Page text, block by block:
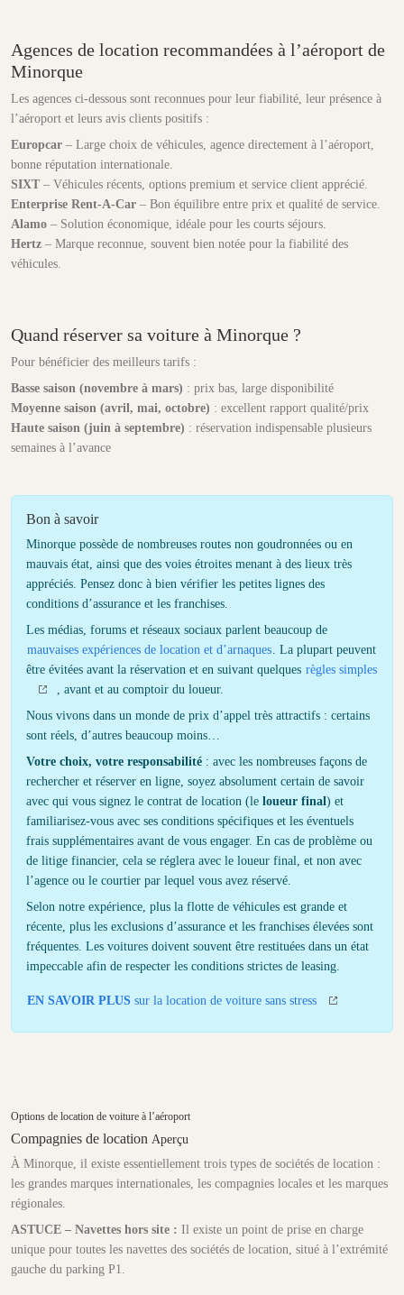
Agences de location recommandées à l’aéroport de
Minorque
Les agences ci-dessous sont reconnues pour leur fiabilité, leur présence à
l’aéroport et leurs avis clients positifs :
Europcar – Large choix de véhicules, agence directement à l’aéroport,
bonne réputation internationale.
SIXT – Véhicules récents, options premium et service client apprécié.
Enterprise Rent-A-Car – Bon équilibre entre prix et qualité de service.
Alamo – Solution économique, idéale pour les courts séjours.
Hertz – Marque reconnue, souvent bien notée pour la fiabilité des
véhicules.
Quand réserver sa voiture à Minorque ?
Pour bénéficier des meilleurs tarifs :
Basse saison (novembre à mars) : prix bas, large disponibilité
Moyenne saison (avril, mai, octobre) : excellent rapport qualité/prix
Haute saison (juin à septembre) : réservation indispensable plusieurs
semaines à l’avance
Bon à savoir
Minorque possède de nombreuses routes non goudronnées ou en
mauvais état, ainsi que des voies étroites menant à des lieux très
appréciés. Pensez donc à bien vérifier les petites lignes des
conditions d’assurance et les franchises.
Les médias, forums et réseaux sociaux parlent beaucoup de
mauvaises expériences de location et d’arnaques. La plupart peuvent
être évitées avant la réservation et en suivant quelques règles simples
, avant et au comptoir du loueur.
Nous vivons dans un monde de prix d’appel très attractifs : certains
sont réels, d’autres beaucoup moins…
Votre choix, votre responsabilité : avec les nombreuses façons de
rechercher et réserver en ligne, soyez absolument certain de savoir
avec qui vous signez le contrat de location (le loueur final) et
familiarisez-vous avec ses conditions spécifiques et les éventuels
frais supplémentaires avant de vous engager. En cas de problème ou
de litige financier, cela se réglera avec le loueur final, et non avec
l’agence ou le courtier par lequel vous avez réservé.
Selon notre expérience, plus la flotte de véhicules est grande et
récente, plus les exclusions d’assurance et les franchises élevées sont
fréquentes. Les voitures doivent souvent être restituées dans un état
impeccable afin de respecter les conditions strictes de leasing.
EN SAVOIR PLUS sur la location de voiture sans stress
Options de location de voiture à l’aéroport
Compagnies de location Aperçu
À Minorque, il existe essentiellement trois types de sociétés de location :
les grandes marques internationales, les compagnies locales et les marques
régionales.
ASTUCE – Navettes hors site : Il existe un point de prise en charge
unique pour toutes les navettes des sociétés de location, situé à l’extrémité
gauche du parking P1.